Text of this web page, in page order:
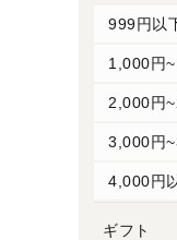
999円以
1,000円
2,000円
3,000円
4,000円
ギフト